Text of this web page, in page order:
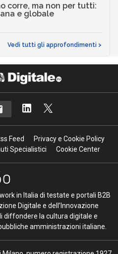
corre, ma non per tutti:
e globale
Vedi tutti gli approfondimenti >
Feed
Privacy e Cookie Policy
Specialistici
Cookie Center
in Italia di testate e portali B2B
Digitale e dell’Innovazione
diffondere la cultura digitale e
amministrazioni italiane.